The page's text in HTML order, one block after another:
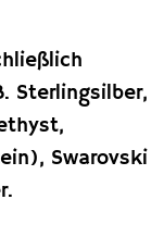
Sterlingsilber,
Swarovski